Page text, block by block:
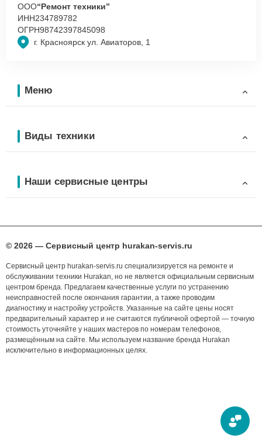
г. Красноярск ул. Авиаторов, 1
ООО“Ремонт техники”
ИНН234789782
ОГРН98742397845098
Меню
Виды техники
Наши сервисные центры
© 2026 — Сервисный центр hurakan-servis.ru
Сервисный центр hurakan-servis.ru специализируется на ремонте и
обслуживании техники Hurakan, но не является официальным сервисным
центром бренда. Предлагаем качественные услуги по устранению
неисправностей после окончания гарантии, а также проводим
диагностику и настройку устройств. Указанные на сайте цены носят
предварительный характер и не считаются публичной офертой — точную
стоимость уточняйте у наших мастеров по номерам телефонов,
размещённым на сайте. Мы используем название бренда Hurakan
исключительно в информационных целях.